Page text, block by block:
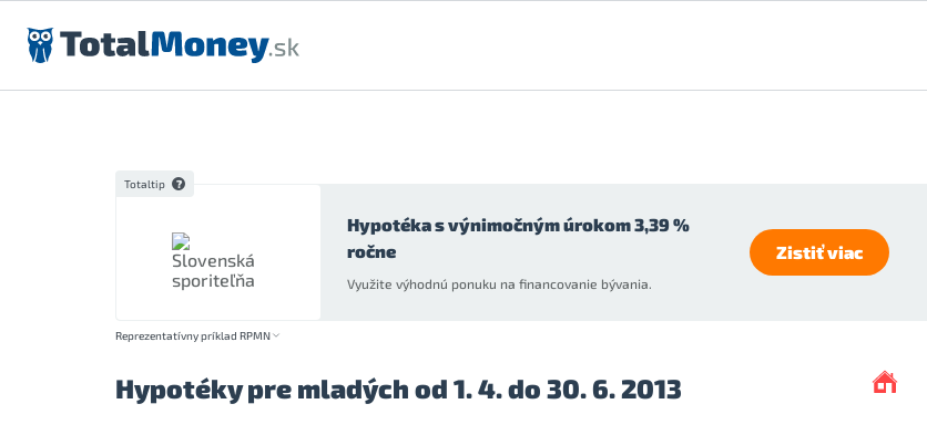
Preskočiť na obsah
Totaltip
Hypotéka s výnimočným úrokom 3,39 %
ročne
Využite výhodnú ponuku na financovanie bývania.
Zistiť viac
Reprezentatívny príklad RPMN
Hypotéky pre mladých od 1. 4. do 30. 6. 2013